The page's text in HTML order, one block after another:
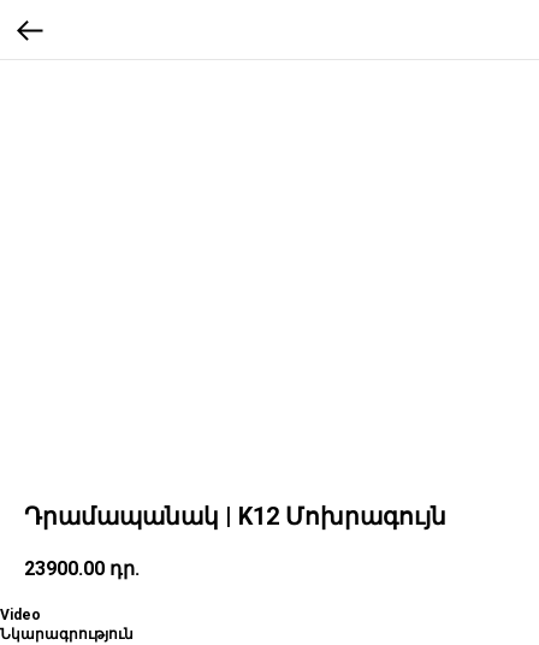
Դրամապանակ | K12 Մոխրագույն
23900.00 դր.
Video
Նկարագրություն